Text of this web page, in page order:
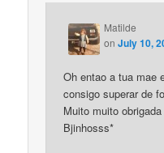
Matilde
onJuly 10,
Oh entao a tua mae
consigo superar de
Muito muito
Bjinhosss*